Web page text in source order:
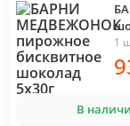
1
В